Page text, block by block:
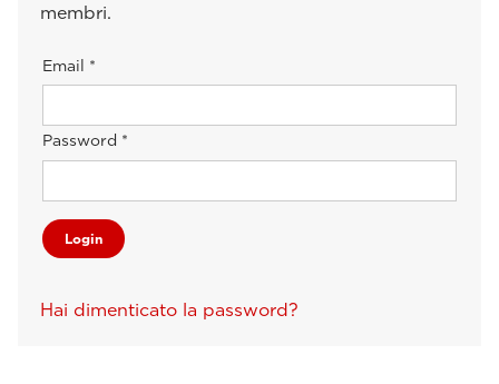
membri.
Email *
Password *
Hai dimenticato la password?